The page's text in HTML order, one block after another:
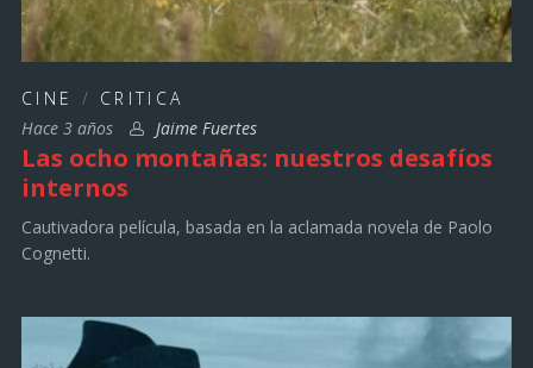
CINE / CRITICA
Hace 3 años
Jaime Fuertes
Las ocho montañas: nuestros desafíos
internos
Cautivadora película, basada en la aclamada novela de Paolo
Cognetti.